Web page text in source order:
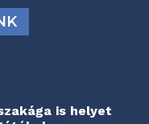
is helyet